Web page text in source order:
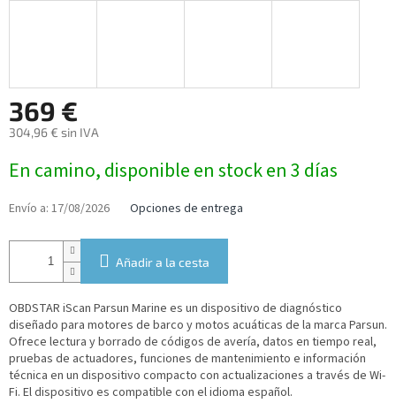
369 €
304,96 € sin IVA
de
medida:
En camino, disponible en stock en 3 días
Envío a: 17/08/2026 Opciones de entrega
Añadir a la cesta
OBDSTAR iScan Parsun Marine es un dispositivo de diagnóstico
diseñado para motores de barco y motos acuáticas de la marca Parsun.
Ofrece lectura y borrado de códigos de avería, datos en tiempo real,
pruebas de actuadores, funciones de mantenimiento e información
técnica en un dispositivo compacto con actualizaciones a través de Wi-
Fi. El dispositivo es compatible con el idioma español.